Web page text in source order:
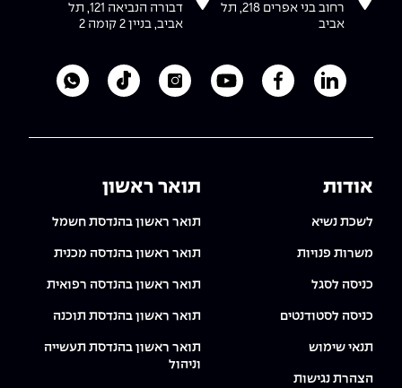
רחוב בני אפרים 218, תל
אביב
דבורה הנביאה 121, תל
אביב, בניין 2 קומה 2
לעמוד הלינקדאין של מכללת אפקה
לעמוד הפייסבוק של מכללת אפקה
לעמוד היוטיוב של מכללת אפקה
לעמוד האינסטגרם של
לעמוד הטיקטוק
אודות
לשכת נשיא
משרות פנויות
כניסה לסגל
כניסה לסטודנטים
תנאי שימוש
הצהרת נגישות
תואר ראשון
תואר ראשון בהנדסת חשמל
תואר ראשון בהנדסה מכנית
תואר ראשון בהנדסה רפואית
תואר ראשון בהנדסת תוכנה
תואר ראשון בהנדסת תעשייה
וניהול